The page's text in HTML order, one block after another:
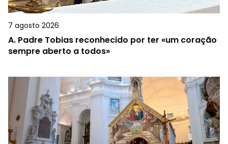
7 agosto 2026
A. Padre Tobias reconhecido por ter «um coração
sempre aberto a todos»